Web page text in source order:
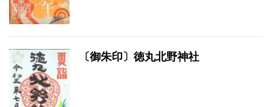
〔御朱印〕徳丸北野神社